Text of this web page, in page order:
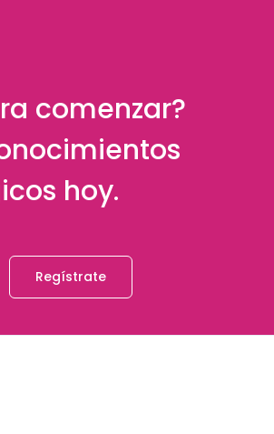
comenzar?
hoy.
Regístrate